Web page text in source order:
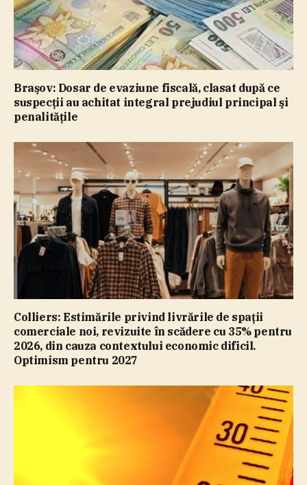
Braşov: Dosar de evaziune fiscală, clasat după ce
suspecţii au achitat integral prejudiul principal şi
penalităţile
Colliers: Estimările privind livrările de spaţii
comerciale noi, revizuite în scădere cu 35% pentru
2026, din cauza contextului economic dificil.
Optimism pentru 2027